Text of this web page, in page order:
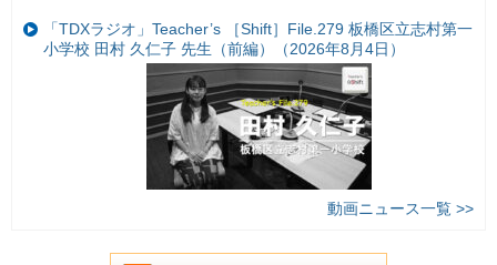
「TDXラジオ」Teacher’s ［Shift］File.279 板橋区立志村第一
小学校 田村 久仁子 先生（前編）（2026年8月4日）
動画ニュース一覧 >>